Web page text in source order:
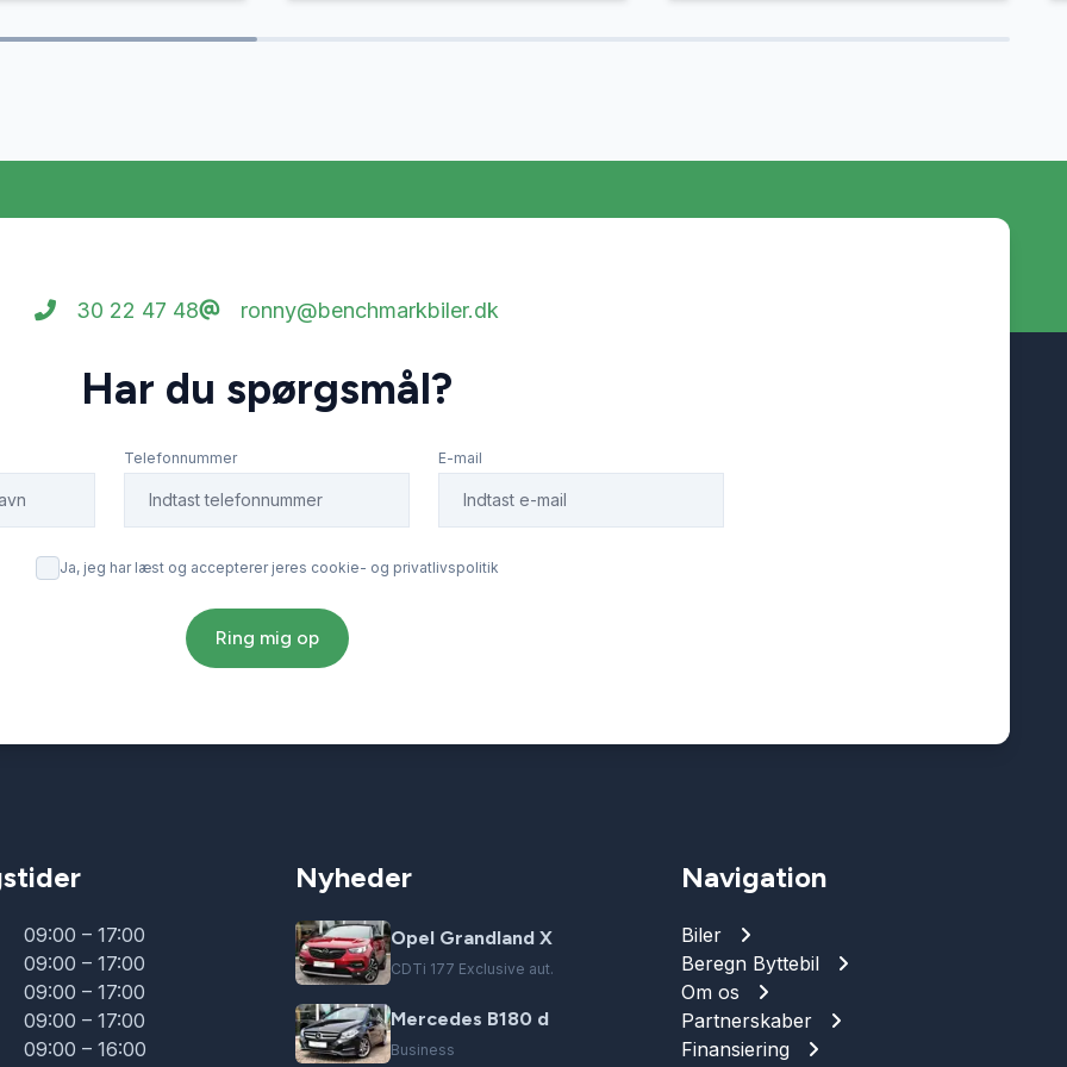
30 22 47 48 ronny@benchmarkbiler.dk
Har du spørgsmål?
Telefonnummer E-mail
Ja, jeg har læst og accepterer jeres cookie- og privatlivspolitik
Ring mig op
09:00 – 17:00
09:00 – 17:00
09:00 – 17:00
09:00 – 17:00
09:00 – 16:00
Nyheder
Opel Grandland X
CDTi 177 Exclusive aut.
Mercedes B180 d
Business
Navigation
Biler
Beregn Byttebil
Om os
Partnerskaber
Finansiering